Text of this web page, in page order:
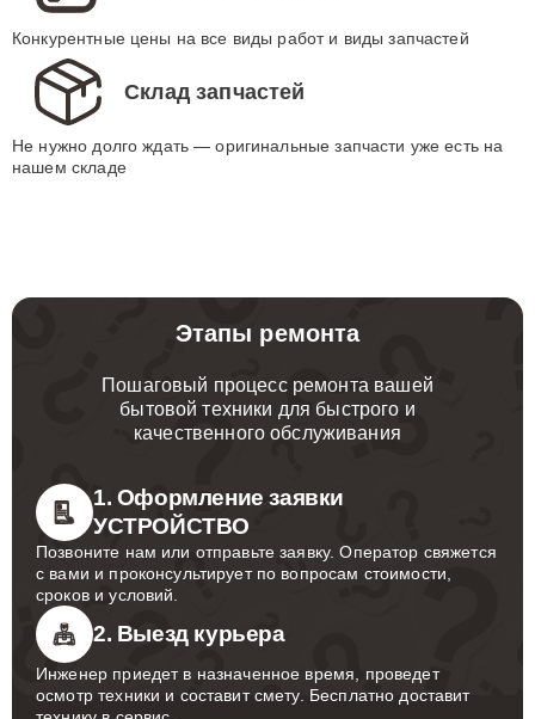
Конкурентные цены на все виды работ и виды запчастей
Склад запчастей
Не нужно долго ждать — оригинальные запчасти уже есть на
нашем складе
Этапы ремонта
Пошаговый процесс ремонта вашей
бытовой техники для быстрого и
качественного обслуживания
1. Оформление заявки
УСТРОЙСТВО
Позвоните нам или отправьте заявку. Оператор свяжется
с вами и проконсультирует по вопросам стоимости,
сроков и условий.
2. Выезд курьера
Инженер приедет в назначенное время, проведет
осмотр техники и составит смету. Бесплатно доставит